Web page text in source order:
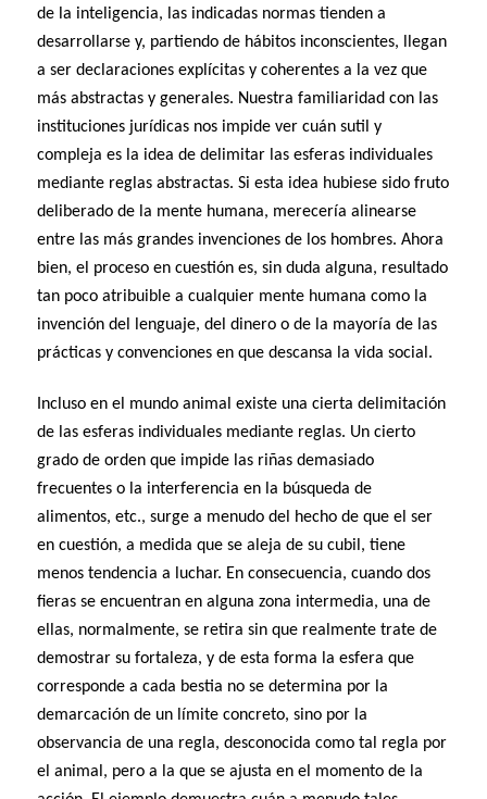
de la inteligencia, las indicadas normas tienden a
desarrollarse y, partiendo de hábitos inconscientes, llegan
a ser declaraciones explícitas y coherentes a la vez que
más abstractas y generales. Nuestra familiaridad con las
instituciones jurídicas nos impide ver cuán sutil y
compleja es la idea de delimitar las esferas individuales
mediante reglas abstractas. Si esta idea hubiese sido fruto
deliberado de la mente humana, merecería alinearse
entre las más grandes invenciones de los hombres. Ahora
bien, el proceso en cuestión es, sin duda alguna, resultado
tan poco atribuible a cualquier mente humana como la
invención del lenguaje, del dinero o de la mayoría de las
prácticas y convenciones en que descansa la vida social.
Incluso en el mundo animal existe una cierta delimitación
de las esferas individuales mediante reglas. Un cierto
grado de orden que impide las riñas demasiado
frecuentes o la interferencia en la búsqueda de
alimentos, etc., surge a menudo del hecho de que el ser
en cuestión, a medida que se aleja de su cubil, tiene
menos tendencia a luchar. En consecuencia, cuando dos
fieras se encuentran en alguna zona intermedia, una de
ellas, normalmente, se retira sin que realmente trate de
demostrar su fortaleza, y de esta forma la esfera que
corresponde a cada bestia no se determina por la
demarcación de un límite concreto, sino por la
observancia de una regla, desconocida como tal regla por
el animal, pero a la que se ajusta en el momento de la